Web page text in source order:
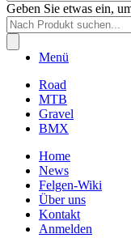
Geben Sie etwas ein,
Products
search
Menü
Road
MTB
Gravel
BMX
Home
News
Felgen-Wiki
Über uns
Kontakt
Anmelden